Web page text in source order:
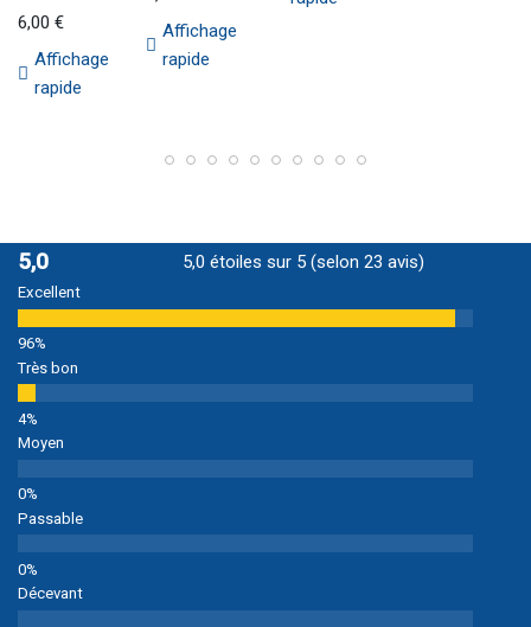
6,00 €
Affichage
rapide
Affichage
rapide
5,0 5,0 étoiles sur 5 (selon 23 avis)
Excellent
Très bon
Moyen
Passable
Décevant